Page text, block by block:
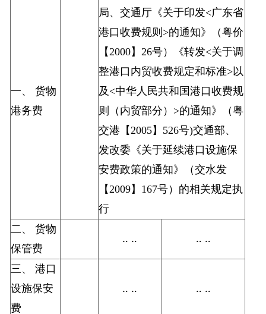
一、 货物
港务费
局、交通厅《关于印发<广东省
港口收费规则>的通知》（粤价
【2000】26号）《转发<关于调
整港口内贸收费规定和标准>以
及<中华人民共和国港口收费规
则（内贸部分）>的通知》（粤
交港【2005】526号)交通部、
发改委《关于延续港口设施保
安费政策的通知》（交水发
【2009】167号）的相关规定执
行
二、 货物
保管费
‥ ‥ ‥ ‥
三、 港口
设施保安
费
‥ ‥ ‥ ‥